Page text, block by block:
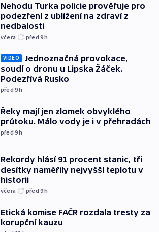
Nehodu Turka policie prověřuje pro
podezření z ublížení na zdraví z
nedbalosti
včera před 9h
VIDEO
Jednoznačná provokace,
soudí o dronu u Lipska Žáček.
Podezřívá Rusko
před 9h
Řeky mají jen zlomek obvyklého
průtoku. Málo vody je i v přehradách
před 9h
Rekordy hlásí 91 procent stanic, tři
desítky naměřily nejvyšší teplotu v
historii
včera před 9h
Etická komise FAČR rozdala tresty za
korupční kauzu